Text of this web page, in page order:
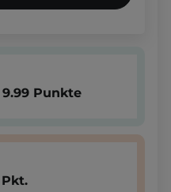
9.99 Punkte
Pkt.